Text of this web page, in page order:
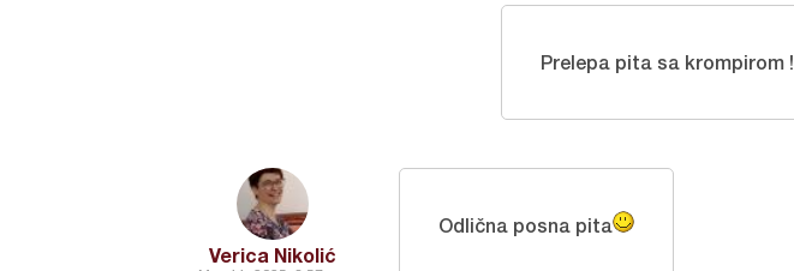
Prelepa pita sa krompirom !
Verica Nikolić
Odlična posna pita